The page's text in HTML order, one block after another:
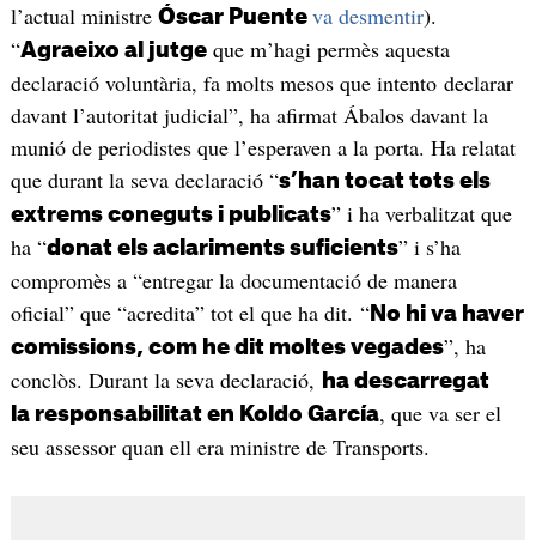
l’actual ministre Óscar Puente va desmentir).
“Agraeixo al jutgeque m’hagi permès aquesta
declaració voluntària, fa molts mesos que intento declarar
davant l’autoritat judicial”, ha afirmat Ábalos davant la
munió de periodistes que l’esperaven a la porta. Ha relatat
que durant la seva declaració “s’han tocat tots els
extrems coneguts i publicats” i ha verbalitzat que
ha “donat els aclariments suficients” i s’ha
compromès a “entregar la documentació de manera
oficial” que “acredita” tot el que ha dit. “No hi va haver
comissions, com he dit moltes vegades”, ha
conclòs. Durant la seva declaració,
ha descarregat
la responsabilitat en Koldo García, que va ser el
seu assessor quan ell era ministre de Transports.